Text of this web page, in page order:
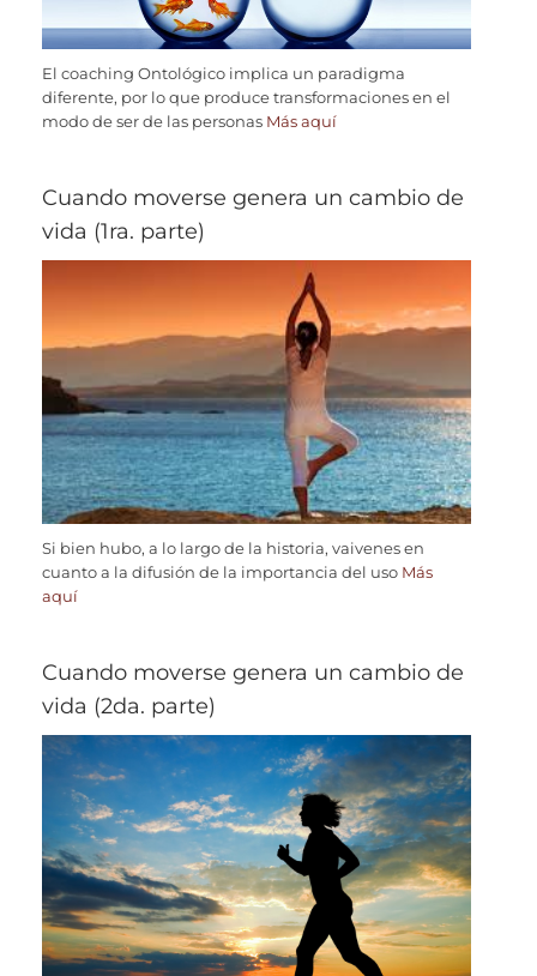
El coaching Ontológico implica un paradigma
diferente, por lo que produce transformaciones en el
modo de ser de las personas Más aquí
Cuando moverse genera un cambio de
vida (1ra. parte)
Si bien hubo, a lo largo de la historia, vaivenes en
cuanto a la difusión de la importancia del uso Más
aquí
Cuando moverse genera un cambio de
vida (2da. parte)